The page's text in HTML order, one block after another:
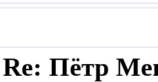
Re: Пётр